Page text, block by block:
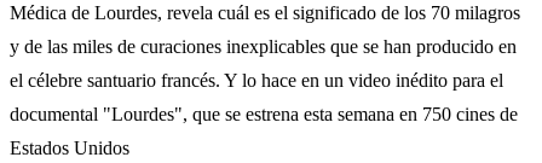
Médica de Lourdes, revela cuál es el significado de los 70 milagros
y de las miles de curaciones inexplicables que se han producido en
el célebre santuario francés. Y lo hace en un video inédito para el
documental "Lourdes", que se estrena esta semana en 750 cines de
Estados Unidos